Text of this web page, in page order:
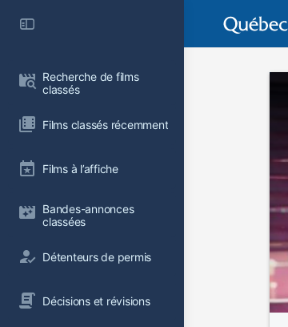
Recherche de films
classés
Films classés récemment
Films à l’affiche
Bandes-annonces
classées
Détenteurs de permis
Décisions et révisions